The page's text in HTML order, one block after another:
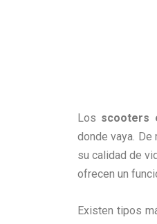
Los scooters
donde vaya. De
su calidad de
ofrecen un
Existen tipos